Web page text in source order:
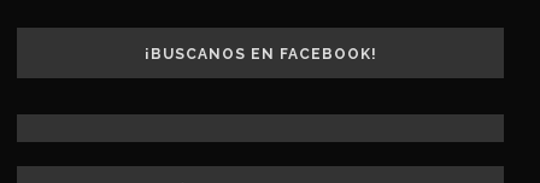
¡BUSCANOS EN FACEBOOK!